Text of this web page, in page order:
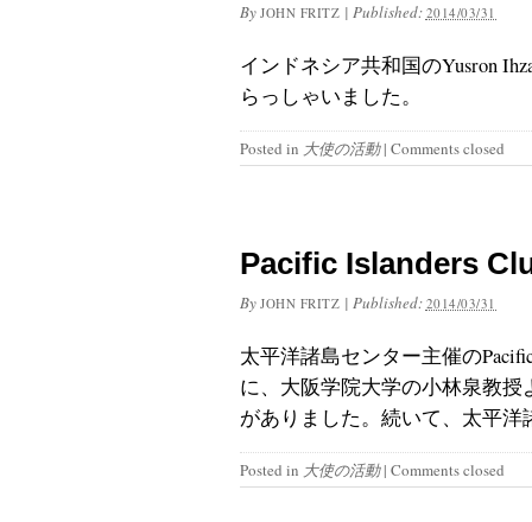
By JOHN FRITZ | Published: 2014/03/31
インドネシア共和国のYusron
らっしゃいました。
Posted in 大使の活動 | Comments closed
Pacific Islanders
By JOHN FRITZ | Published: 2014/03/31
太平洋諸島センター主催の
に、大阪学院大学の小林泉教
がありました。続いて、太平
Posted in 大使の活動 | Comments closed